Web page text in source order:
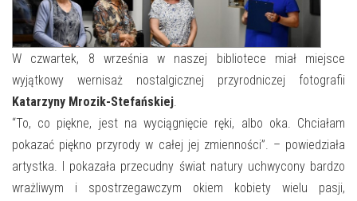
WYDARZYŁO SIĘ
STREFA KOLORU
POLECANE STRONY
WYDARZENIA KULTURALNE
FOTO
W czwartek, 8 września w naszej bibliotece miał miejsce
wyjątkowy wernisaż nostalgicznej przyrodniczej fotografii
Katarzyny Mrozik-Stefańskiej.
“To, co piękne, jest na wyciągnięcie ręki, albo oka. Chciałam
pokazać piękno przyrody w całej jej zmienności”. – powiedziała
artystka. I pokazała przecudny świat natury uchwycony bardzo
wrażliwym i spostrzegawczym okiem kobiety wielu pasji,